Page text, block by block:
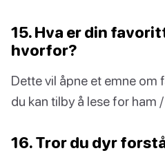
15. Hva er din
hvorfor?
Dette vil åpne et emne om
du kan tilby å lese for ham
16. Tror du dyr